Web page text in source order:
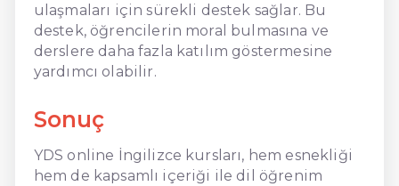
ulaşmaları için sürekli destek sağlar. Bu
destek, öğrencilerin moral bulmasına ve
derslere daha fazla katılım göstermesine
yardımcı olabilir.
Sonuç
YDS online İngilizce kursları, hem esnekliği
hem de kapsamlı içeriği ile dil öğrenim